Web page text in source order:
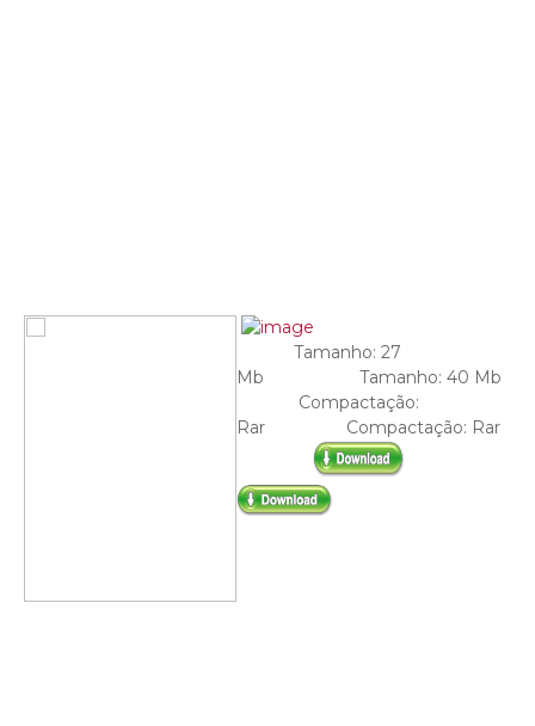
Tamanho: 27
Mb Tamanho: 40 Mb
Compactação:
Rar Compactação: Rar